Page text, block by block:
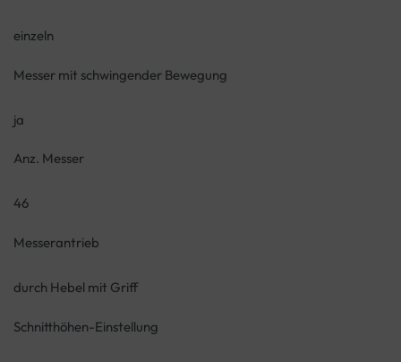
einzeln
Messer mit schwingender Bewegung
ja
Anz. Messer
46
Messerantrieb
durch Hebel mit Griff
Schnitthöhen-Einstellung